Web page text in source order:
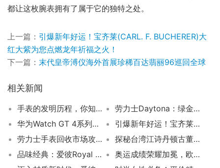
都让这枚腕表拥有了属于它的独特之处。
上一篇： 引爆新年好运！宝齐莱(CARL. F. BUCHERER)大
红大紫为您点燃龙年祈福之火！
下一篇： 末代皇帝溥仪海外首展珍稀百达翡丽96巡回全球
相关新闻
手表的发明历程，你知道吗？
劳力士Daytona：绿金迪停产半年，价格双轨制下又将迎来怎样的出击？
华为Watch GT 4系列外观再现极致设计！
引爆新年好运！宝齐莱(CARL. F. BUCHERER)大红大紫为您点燃龙年祈福之火！
劳力士手表回收市场攻略大揭密！掌握贵重饰品的最佳价值变现方法！
探秘台湾江诗丹顿古董表展:收藏家系列的独特呈现​
品味经典：爱彼Royal Oak “Jumbo”双材质尊享贵族格调
奥运成绩荣耀加冕，欧米茄之家之夜璀璨绽放